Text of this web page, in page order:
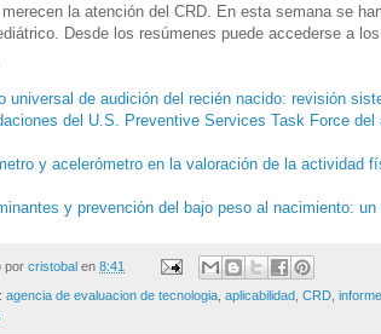
la atención del CRD. En esta semana se
Desde los resúmenes puede accederse a los
universal de audición del recién nacido: revisión
del U.S. Preventive Services Task Force del
y acelerómetro en la valoración de la actividad
y prevención del bajo peso al nacimiento:
por cristobal en 8:41
agencia de evaluacion de tecnologia aplicabilidad CRD